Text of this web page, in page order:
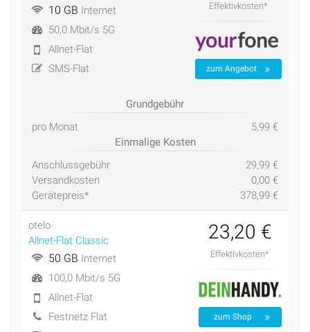
10 GB Internet
50,0 Mbit/s 5G
Allnet-Flat
SMS-Flat
Effektivkosten*
zum Angebot
Grundgebühr
pro Monat
5,99 €
Einmalige Kosten
Anschlussgebühr
29,99 €
Versandkosten
0,00 €
Gerätepreis*
378,99 €
otelo
Allnet-Flat Classic
50 GB Internet
100,0 Mbit/s 5G
Allnet-Flat
Festnetz Flat
23,20 €
Effektivkosten*
zum Shop